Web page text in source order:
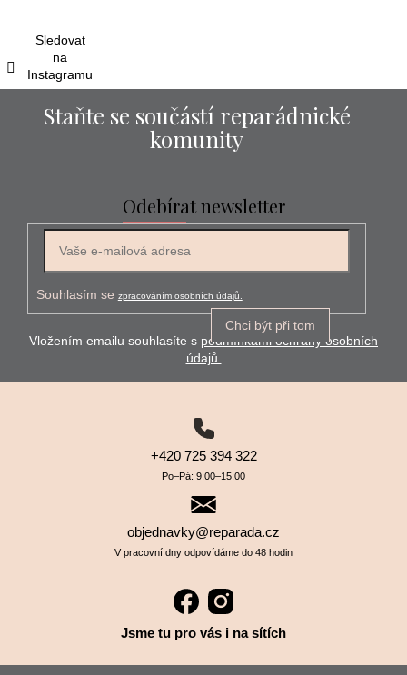
Sledovat
na
Instagramu
Staňte se součástí reparádnické
komunity
Odebírat newsletter
Souhlasím se zpracováním osobních údajů.
Chci být při tom
Vložením emailu souhlasíte s podmínkami ochrany osobních
údajů.
+420 725 394 322
Po–⁠⁠⁠⁠⁠⁠Pá: 9:00–⁠⁠⁠⁠⁠⁠15:00
objednavky@reparada.cz
V pracovní dny odpovídáme do 48 hodin
Jsme tu pro vás i na sítích